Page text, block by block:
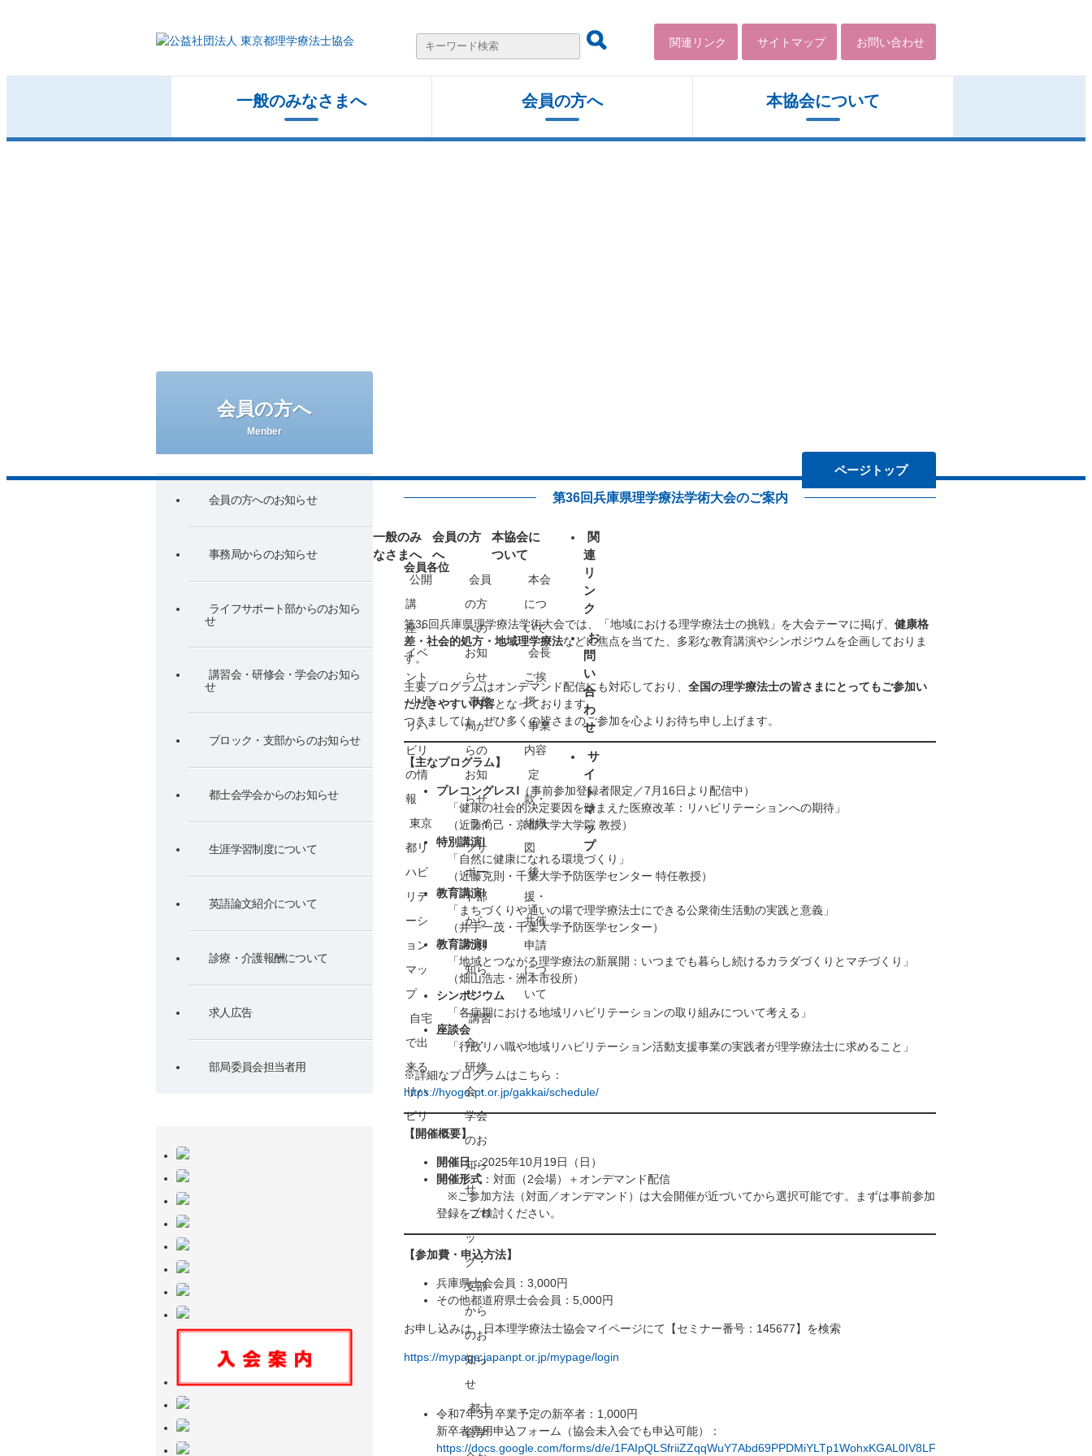
関連リンク サイトマップ お問い合わせ
一般のみなさまへ 会員の⽅へ
英語論文紹介について ライフサポート部からのお知らせ
生涯学習制度について 求人広告 代議員専用ページ 部局委員会担当者用
本協会について
代議員名簿
会員の方へ
Menber
会員の方へのお知らせ
事務局からのお知らせ
ライフサポート部からのお知ら
せ
講習会・研修会・学会のお知ら
せ
ブロック・支部からのお知らせ
都士会学会からのお知らせ
生涯学習制度について
英語論文紹介について
診療・介護報酬について
求人広告
部局委員会担当者用
第36回兵庫県理学療法学術大会のご案内
会員各位
第36回兵庫県理学療法学術大会では、「地域における理学療法士の挑戦」を大会テーマに掲げ、 健康格
差・社会的処方・地域理学療法などに焦点を当てた、多彩な教育講演やシンポジウムを企画しておりま
す。
主要プログラムはオンデマンド配信にも対応しており、 全国の理学療法士の皆さまにとってもご参加い
ただきやすい内容となっております。
つきましては、ぜひ多くの皆さまのご参加を心よりお待ち申し上げます。
【主なプログラム】
プレコングレスⅠ （事前参加登録者限定／7月16日より配信中）
「健康の社会的決定要因を踏まえた医療改革：リハビリテーションへの期待」
（近藤尚己・京都大学大学院 教授）
特別講演Ⅰ
「自然に健康になれる環境づくり」
（近藤克則・千葉大学予防医学センター 特任教授）
教育講演Ⅰ
「まちづくりや通いの場で理学療法士にできる公衆衛生活動の実践と意義」
（井手一茂・千葉大学予防医学センター）
教育講演Ⅱ
「地域とつながる理学療法の新展開：いつまでも暮らし続けるカラダづくりとマチづくり」
（畑山浩志・洲本市役所）
シンポジウム
「各病期における地域リハビリテーションの取り組みについて考える」
座談会
「行政リハ職や地域リハビリテーション活動支援事業の実践者が理学療法士に求めること」
※詳細なプログラムはこちら：
https://hyogo-pt.or.jp/gakkai/schedule/
【開催概要】
開催日：2025年10月19日（日）
開催形式 ：対面（2会場）＋オンデマンド配信
※ご参加方法（対面／オンデマンド）は大会開催が近づいてから選択可能です。まずは事前参加
登録をご検討ください。
【参加費・申込方法】
兵庫県士会会員：3,000円
その他都道府県士会会員：5,000円
お申し込みは、日本理学療法士協会マイページにて【セミナー番号：145677】を検索
https://mypage.japanpt.or.jp/mypage/login
令和7年3月卒業予定の新卒者：1,000円
新卒者専用申込フォーム（協会未入会でも申込可能）：
https://docs.google.com/forms/d/e/1FAIpQLSfriiZZqqWuY7Abd69PPDMiYLTp1WohxKGAL0IV8LF
ページトップ
一般のみ
なさまへ
公開
講
座・
イベ
ント
小児
リハ
ビリ
の情
報
東京
都リ
ハビ
リテ
ーシ
ョン
マッ
プ
自宅
で出
来る
リハ
ビリ
会員の方
へ
会員
の方
への
お知
らせ
事務
局か
らの
お知
らせ
ライ
フサ
ポー
ト部
から
のお
知ら
せ
講習
会・
研修
会・
学会
のお
知ら
せ
ブロ
ッ
ク・
支部
から
のお
知ら
せ
都士
会学
本協会に
ついて
本会
につ
いて
会長
ご挨
拶
事業
内容
定
款・
組織
図
後
援・
共催
申請
につ
いて
関
連
リ
ン
ク
お
問
い
合
わ
せ
サ
イ
ト
マ
ッ
プ